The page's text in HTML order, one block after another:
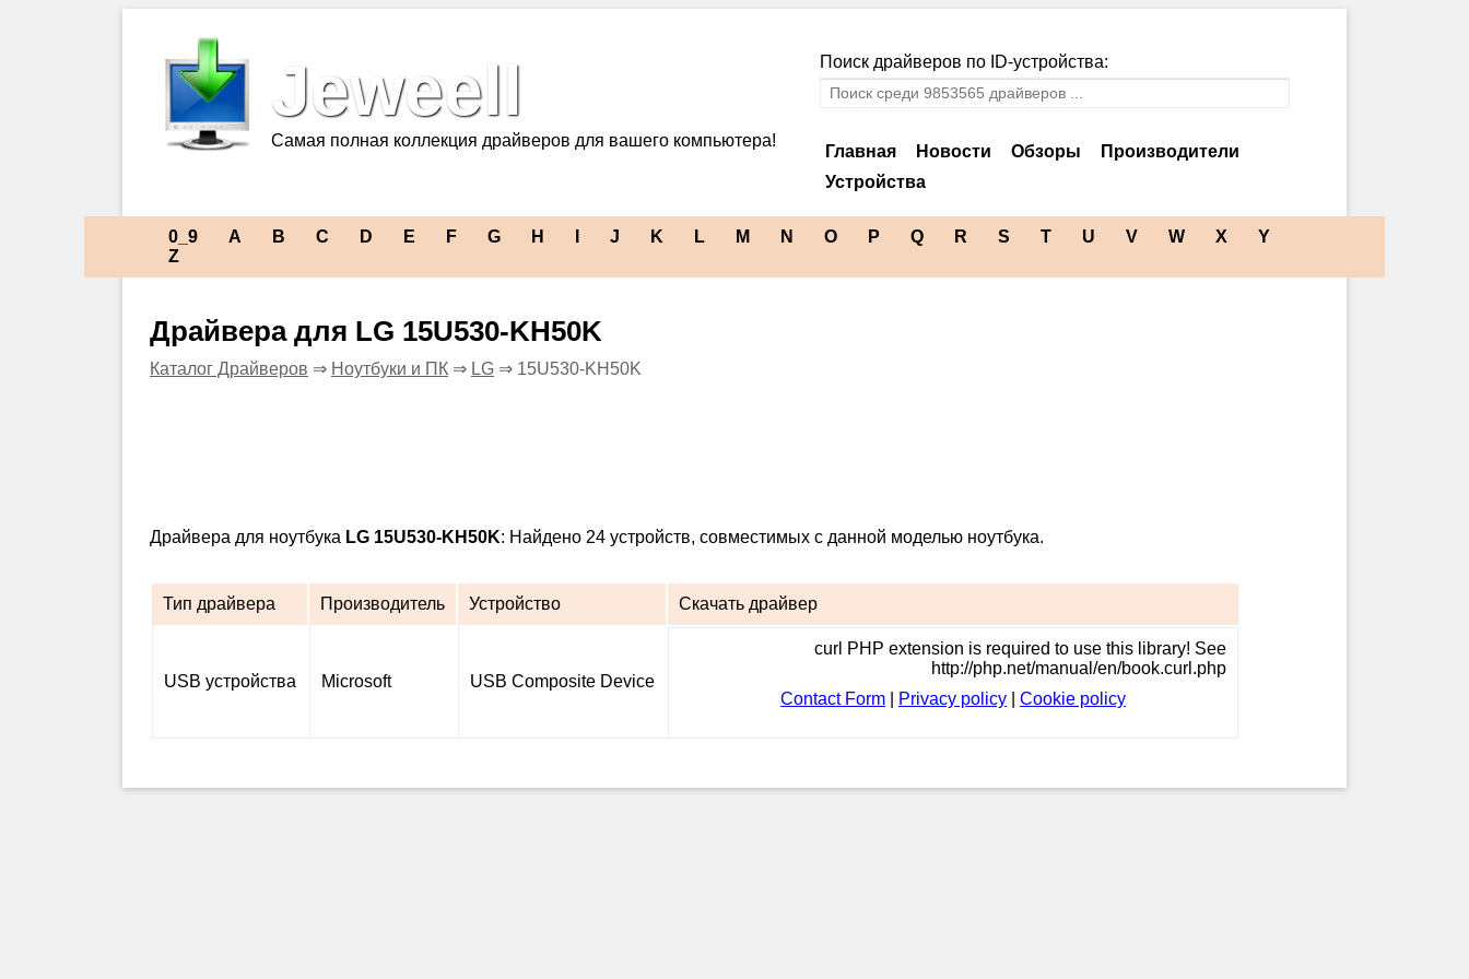
Jeweell
Самая полная коллекция драйверов для вашего компьютера!
Поиск драйверов по ID-устройства:
Главная Новости Обзоры
Производители
Устройства
0_9 A B C D E F G H J K L M N O P Q R S T U V W X
Y
Z
Драйвера для LG 15U530-KH50K
Каталог Драйверов ⇒ Ноутбуки и ПК ⇒ LG ⇒ 15U530-KH50K
Драйвера для ноутбука LG 15U530-KH50K: Найдено 24 устройств, совместимых с данной моделью ноутбука.
Тип драйвера Производитель Устройство Скачать драйвер
USB устройства Microsoft USB Composite Device
curl PHP extension is required to use this library! See
http://php.net/manual/en/book.curl.php
Contact Form
Privacy policy Cookie policy